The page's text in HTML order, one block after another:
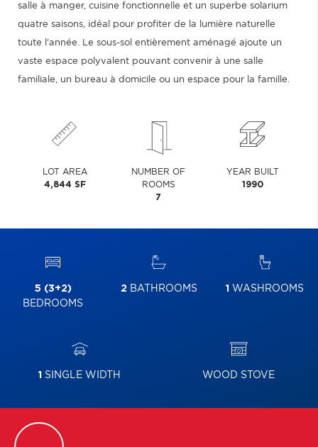
salle à manger, cuisine fonctionnelle et un superbe solarium
quatre saisons, idéal pour profiter de la lumière naturelle
toute l'année. Le sous-sol entièrement aménagé ajoute un
vaste espace polyvalent pouvant convenir à une salle
familiale, un bureau à domicile ou un espace pour la famille.
LOT AREA
4,844 SF
NUMBER OF
ROOMS
7
YEAR BUILT
1990
5 (3+2)
BEDROOMS
2BATHROOMS 1 WASHROOMS
1 SINGLE WIDTH WOOD STOVE